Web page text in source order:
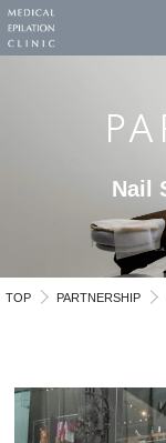
Nail
TOP PARTNERSHIP